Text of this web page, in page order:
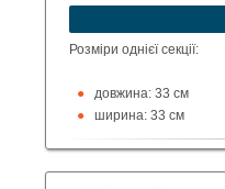
устроит?
Указать цену
Розміри однієї секції:
довжина: 33 см
ширина: 33 см
товщина: 2,5 см